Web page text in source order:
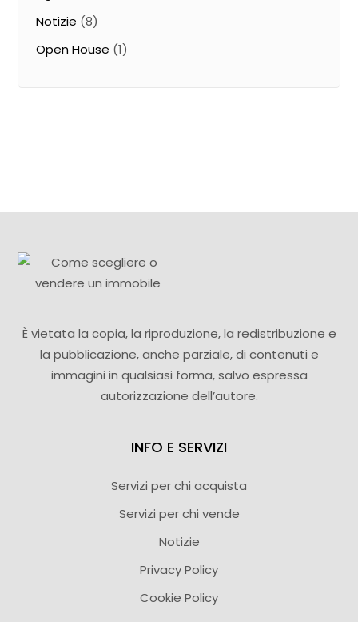
Notizie (8)
Open House (1)
È vietata la copia, la riproduzione, la redistribuzione e
la pubblicazione, anche parziale, di contenuti e
immagini in qualsiasi forma, salvo espressa
autorizzazione dell’autore.
INFO E SERVIZI
Servizi per chi acquista
Servizi per chi vende
Notizie
Privacy Policy
Cookie Policy